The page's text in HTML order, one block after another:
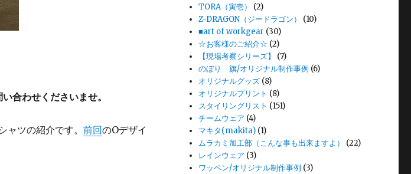
合わせくださいませ。
ツの紹介です。 前回のOデザイ
TORA（寅壱）
(2)
Z-DRAGON（ジードラゴン）
(10)
■art of workgear (30)
☆お客様のご紹介☆ (2)
【現場考察シリーズ】
(7)
のぼり 旗/オリジナル制作事例 (6)
オリジナルグッズ (8)
オリジナルプリント (8)
スタイリングリスト (151)
チームウェア (4)
マキタ(makita) (1)
ムラカミ加工部（こんな事も出来ますよ）
(22)
レインウェア (3)
ワッペン/オリジナル制作事例 (3)